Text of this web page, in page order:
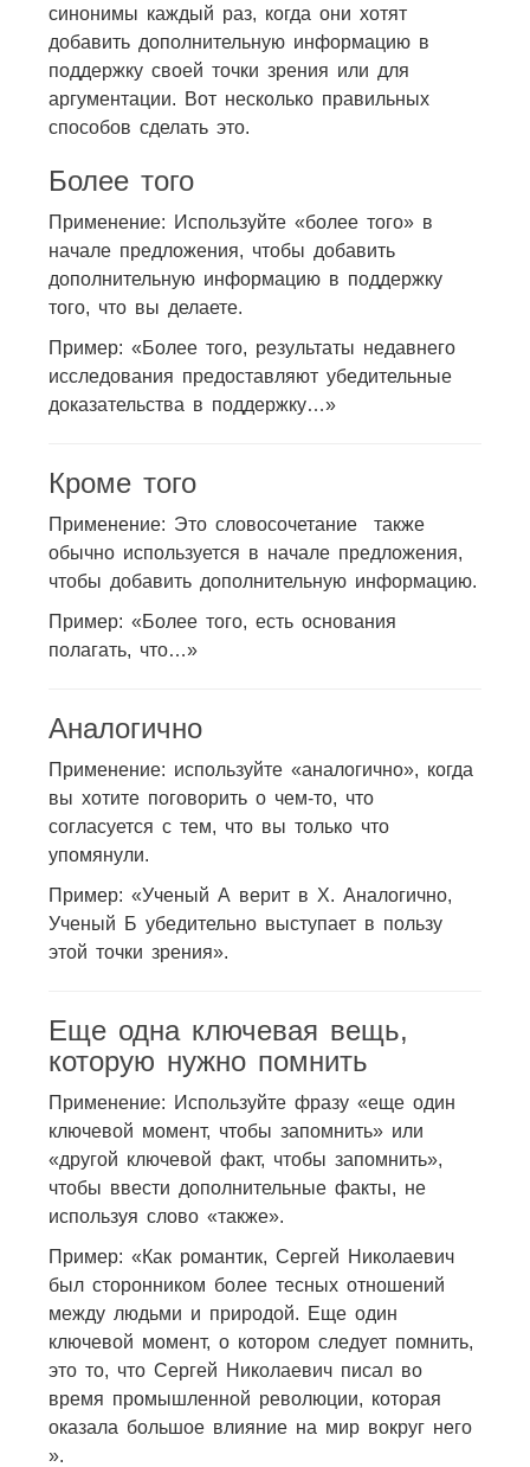
синонимы каждый раз, когда они хотят
добавить дополнительную информацию в
поддержку своей точки зрения или для
аргументации. Вот несколько правильных
способов сделать это.
Более того
Применение: Используйте «более того» в
начале предложения, чтобы добавить
дополнительную информацию в поддержку
того, что вы делаете.
Пример: «Более того, результаты недавнего
исследования предоставляют убедительные
доказательства в поддержку…»
Кроме того
Применение: Это словосочетание также
обычно используется в начале предложения,
чтобы добавить дополнительную информацию.
Пример: «Более того, есть основания
полагать, что…»
Аналогично
Применение: используйте «аналогично», когда
вы хотите поговорить о чем-то, что
согласуется с тем, что вы только что
упомянули.
Пример: «Ученый А верит в Х. Аналогично,
Ученый Б убедительно выступает в пользу
этой точки зрения».
Еще одна ключевая вещь,
которую нужно помнить
Применение: Используйте фразу «еще один
ключевой момент, чтобы запомнить» или
«другой ключевой факт, чтобы запомнить»,
чтобы ввести дополнительные факты, не
используя слово «также».
Пример: «Как романтик, Сергей Николаевич
был сторонником более тесных отношений
между людьми и природой. Еще один
ключевой момент, о котором следует помнить,
это то, что Сергей Николаевич писал во
время промышленной революции, которая
оказала большое влияние на мир вокруг него
».